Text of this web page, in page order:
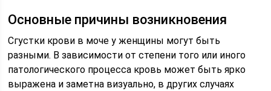
Основные причины возникновения
Сгустки крови в моче у женщины могут быть
разными. В зависимости от степени того или иного
патологического процесса кровь может быть ярко
выражена и заметна визуально, в других случаях